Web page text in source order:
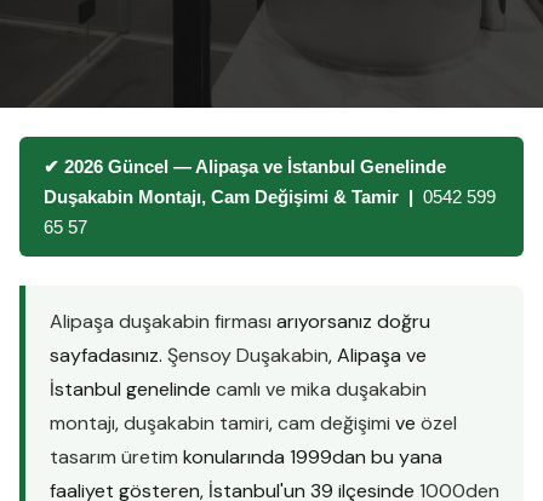
✔ 2026 Güncel — Alipaşa ve İstanbul Genelinde
Duşakabin Montajı, Cam Değişimi & Tamir | 0542 599
65 57
Alipaşa duşakabin firması arıyorsanız doğru
sayfadasınız. Şensoy Duşakabin, Alipaşa ve
İstanbul genelinde camlı ve mika duşakabin
montajı,duşakabin tamiri,cam değişimi ve özel
tasarım üretim konularında 1999dan bu yana
faaliyet gösteren, İstanbul'un 39 ilçesinde 1000den